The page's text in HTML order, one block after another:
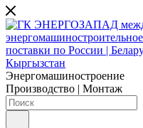
Энергомашиностроение
Производство | Монтаж